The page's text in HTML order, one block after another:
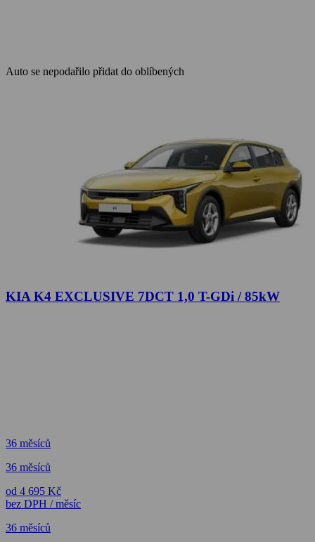
Auto se nepodařilo přidat do oblíbených
KIA K4 EXCLUSIVE 7DCT 1,0 T-GDi / 85kW
36 měsíců
36 měsíců
od 4 695 Kč
bez DPH / měsíc
36 měsíců